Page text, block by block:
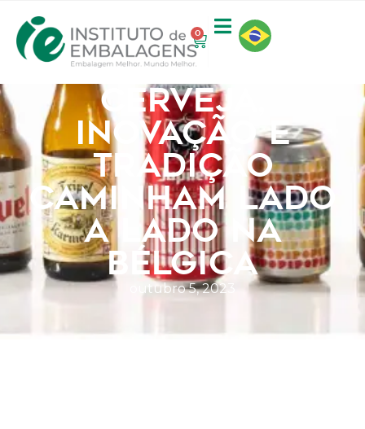
0
CERVEJA,
INOVAÇÃO E
TRADIÇÃO
CAMINHAM LADO
A LADO NA
BÉLGICA
outubro 5, 2023